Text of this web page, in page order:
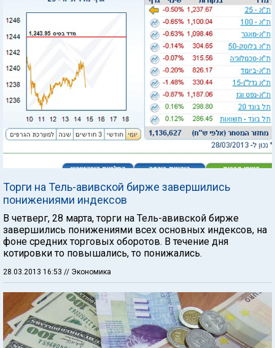
Торги на Тель-авивской бирже завершились
понижениями индексов
В четверг, 28 марта, торги на Тель-авивской бирже
завершились понижениями всех основных индексов, на
фоне средних торговых оборотов. В течение дня
котировки то повышались, то понижались.
28.03.2013 16:53 // Экономика